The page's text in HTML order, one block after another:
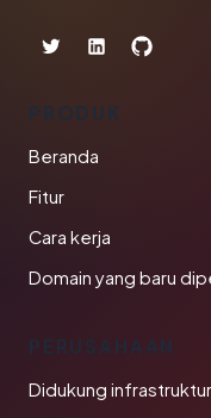
PRODUK
Beranda
Fitur
Cara kerja
Domain yang baru
PERUSAHAAN
Didukung